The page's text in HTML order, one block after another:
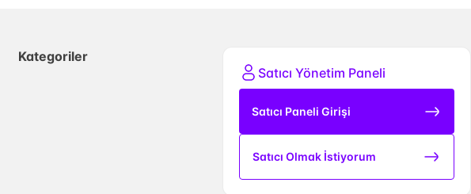
Kategoriler
Satıcı Yönetim Paneli
Satıcı Paneli Girişi
Satıcı Olmak İstiyorum